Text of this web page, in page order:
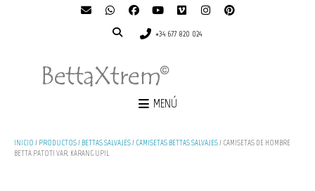
+34 677 820 024
MENÚ
INICIO / PRODUCTOS/ BETTAS SALVAJES/ CAMISETAS BETTAS SALVAJES/ CAMISETAS DE HOMBRE
BETTA PATOTI VAR. KARANG UPIL